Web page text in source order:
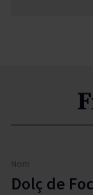
Nom
Dolç de